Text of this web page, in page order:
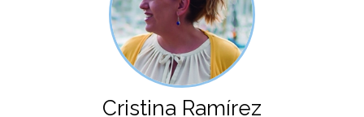
Cristina Ramírez